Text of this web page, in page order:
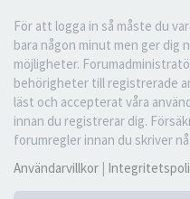
För att logga in så måste du
bara någon minut men ger dig
möjligheter.
behörigheter till registrerade
läst och accepterat våra
innan du registrerar dig.
forumregler innan du skriver
Användarvillkor |